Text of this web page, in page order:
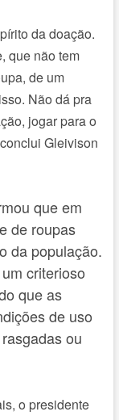
da doação.
que não tem
de um
Não dá pra
jogar para o
Gleivison
que em
de roupas
da população.
criterioso
que as
de uso
ou
o presidente